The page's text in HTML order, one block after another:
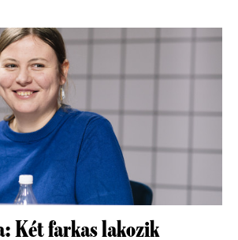
Két farkas lakozik